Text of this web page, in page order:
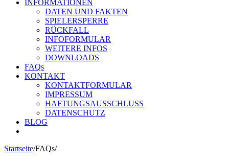
INFORMATIONEN
DATEN UND FAKTEN
SPIELERSPERRE
RÜCKFALL
INFOFORMULAR
WEITERE INFOS
DOWNLOADS
FAQs
KONTAKT
KONTAKTFORMULAR
IMPRESSUM
HAFTUNGSAUSSCHLUSS
DATENSCHUTZ
BLOG
Startseite/FAQs/